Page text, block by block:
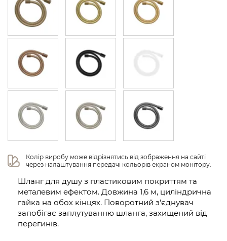
Колір виробу може відрізнятись від зображення на сайті
через налаштування передачі кольорів екраном монітору.
Шланг для душу з пластиковим покриттям та
металевим ефектом. Довжина 1,6 м, циліндрична
гайка на обох кінцях. Поворотний з'єднувач
запобігає заплутуванню шланга, захищений від
перегинів.